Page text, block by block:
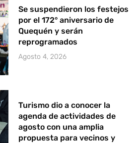
Se suspendieron los festejos
por el 172° aniversario de
Quequén y serán
reprogramados
Agosto 4, 2026
Turismo dio a conocer la
agenda de actividades de
agosto con una amplia
propuesta para vecinos y